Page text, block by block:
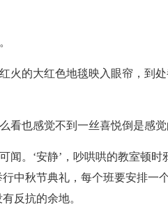
火的大红色地毯映入眼帘，到
看也感觉不到一丝喜悦倒是感觉
闻。‘安静’，吵哄哄的教室顿
中秋节典礼，每个班要安排一
反抗的余地。